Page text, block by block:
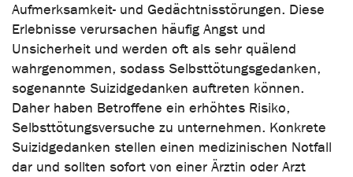
Aufmerksamkeit- und Gedächtnisstörungen. Diese
Erlebnisse verursachen häufig Angst und
Unsicherheit und werden oft als sehr quälend
wahrgenommen, sodass Selbsttötungsgedanken,
sogenannte Suizidgedanken auftreten können.
Daher haben Betroffene ein erhöhtes Risiko,
Selbsttötungsversuche zu unternehmen. Konkrete
Suizidgedanken stellen einen medizinischen Notfall
dar und sollten sofort von einer Ärztin oder Arzt